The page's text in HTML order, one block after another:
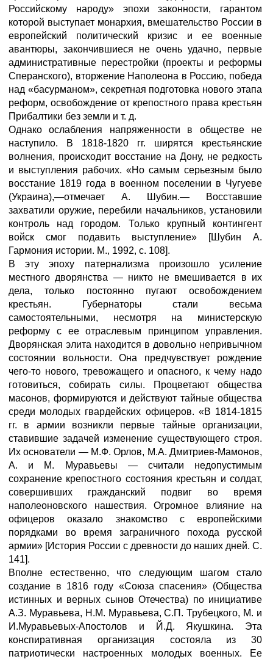
Российскому народу» эпохи законности, гарантом
которой выступает монархия, вмешательство России в
европейский политический кризис и ее военные
авантюры, закончившиеся не очень удачно, первые
административные перестройки (проекты и реформы
Сперанского), вторжение Наполеона в Россию, победа
над «басурманом», секретная подготовка нового этапа
реформ, освобождение от крепостного права крестьян
Прибалтики без земли и т. д.
Однако ослабления напряженности в обществе не
наступило. В 1818-1820 гг. ширятся крестьянские
волнения, происходит восстание на Дону, не редкость
и выступления рабочих. «Но самым серьезным было
восстание 1819 года в военном поселении в Чугуеве
(Украина),—отмечает А. Шубин.— Восставшие
захватили оружие, перебили начальников, установили
контроль над городом. Только крупный контингент
войск смог подавить выступление» [Шубин А.
Гармония истории. М., 1992, с. 108].
В эту эпоху патернализма произошло усиление
местного дворянства — никто не вмешивается в их
дела, только постоянно пугают освобождением
крестьян. Губернаторы стали весьма
самостоятельными, несмотря на министерскую
реформу с ее отраслевым принципом управления.
Дворянская элита находится в довольно непривычном
состоянии вольности. Она предчувствует рождение
чего-то нового, тревожащего и опасного, к чему надо
готовиться, собирать силы. Процветают общества
масонов, формируются и действуют тайные общества
среди молодых гвардейских офицеров. «В 1814-1815
гг. в армии возникли первые тайные организации,
ставившие задачей изменение существующего строя.
Их основатели — М.Ф. Орлов, М.А. Дмитриев-Мамонов,
А. и М. Муравьевы — считали недопустимым
сохранение крепостного состояния крестьян и солдат,
совершивших гражданский подвиг во время
наполеоновского нашествия. Огромное влияние на
офицеров оказало знакомство с европейскими
порядками во время заграничного похода русской
армии» [История России с древности до наших дней. С.
141].
Вполне естественно, что следующим шагом стало
создание в 1816 году «Союза спасения» (Общества
истинных и верных сынов Отечества) по инициативе
А.З. Муравьева, Н.М. Муравьева, С.П. Трубецкого, М. и
И.Муравьевых-Апостолов и Й.Д. Якушкина. Эта
конспиративная организация состояла из 30
патриотически настроенных молодых военных. Ее